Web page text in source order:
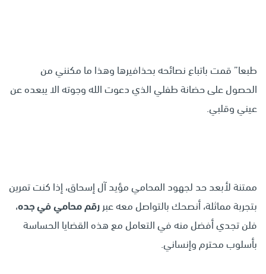
طبعا” قمت باتباع نصائحه بحذافيرها وهذا ما مكنني من
الحصول على حضانة طفلي الذي دعوت الله وجوته الا يبعده عن
عيني وقلبي.
ممتنة لأبعد حد لجهود المحامي مؤيد آل إسحاق، إذا كنت تمرين
بتجربة مماثلة، أنصحك بالتواصل معه عبر رقم محامي في جده،
فلن تجدي أفضل منه في التعامل مع هذه القضايا الحساسة
بأسلوب محترم وإنساني.